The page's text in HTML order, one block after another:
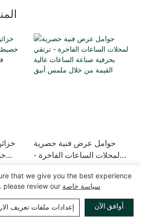
حوامل عرض فنية حصرية
لمحلات الساعات الفاخرة -
عالية القيمة من خلال ملمس
أنيق
حقوق الطبع والنشر © 2025 GuangZhou LUXE Showcases
|
خريطة الموقع | سياسة الخصوصية
that we give you the best experience
please review our سياسة خاصة
إعدادات ملفات تعريف أوافق الآن